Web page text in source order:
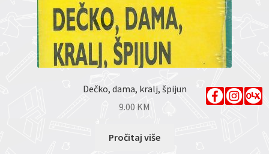
Dečko, dama, kralj, špijun
9.00 KM
Pročitaj više